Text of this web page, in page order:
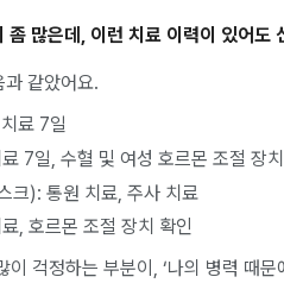
좀 많은데, 이런 치료 이력이 있어도
같았어요.
료 7일
7일, 수혈 및 여성 호르몬 조절 장
크): 통원 치료, 주사 치료
, 호르몬 조절 장치 확인
걱정하는 부분이, ‘나의 병력 때